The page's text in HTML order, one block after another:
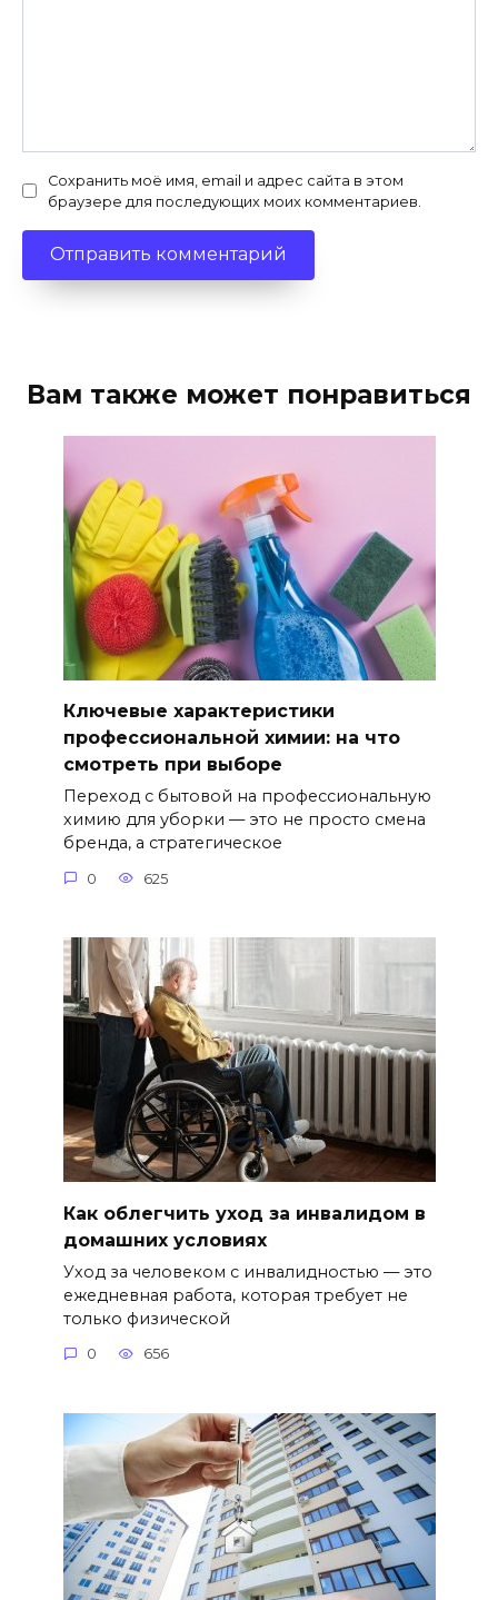
Сохранить моё имя, email и адрес сайта в этом
браузере для последующих моих комментариев.
Вам также может понравиться
Ключевые характеристики
профессиональной химии: на что
смотреть при выборе
Переход с бытовой на профессиональную
химию для уборки — это не просто смена
бренда, а стратегическое
0 625
Как облегчить уход за инвалидом в
домашних условиях
Уход за человеком с инвалидностью — это
ежедневная работа, которая требует не
только физической
0 656